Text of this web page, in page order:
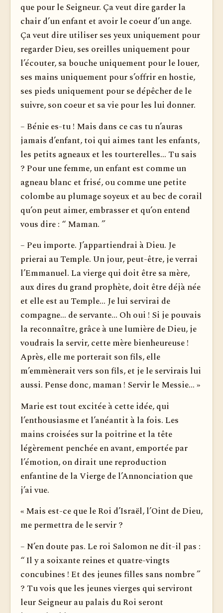
que pour le Seigneur. Ça veut dire garder la
chair d’un enfant et avoir le coeur d’un ange.
Ça veut dire uti­liser ses yeux uniquement pour
regarder Dieu, ses oreilles uniquement pour
l’écouter, sa bouche uniquement pour le louer,
ses mains uniquement pour s’offrir en hostie,
ses pieds uniquement pour se dépêcher de le
suivre, son coeur et sa vie pour les lui donner.
– Bénie es-tu ! Mais dans ce cas tu n’auras
jamais d’enfant, toi qui aimes tant les enfants,
les petits agneaux et les tourte­relles... Tu sais
? Pour une femme, un enfant est comme un
agneau blanc et frisé, ou comme une petite
colombe au plumage soyeux et au bec de corail
qu’on peut aimer, embrasser et qu’on entend
vous dire : “ Maman. ”
– Peu importe. J’appartiendrai à Dieu. Je
prierai au Temple. Un jour, peut-être, je verrai
l’Emmanuel. La vierge qui doit être sa mère,
aux dires du grand prophète, doit être déjà née
et elle est au Temple... Je lui servirai de
compagne... de servante... Oh oui ! Si je pouvais
la reconnaître, grâce à une lumière de Dieu, je
voudrais la servir, cette mère bienheureuse !
Après, elle me porterait son fils, elle
m’emmènerait vers son fils, et je le servirais lui
aussi. Pense donc, maman ! Servir le Messie... »
Marie est tout excitée à cette idée, qui
l’enthousiasme et l’anéantit à la fois. Les
mains croisées sur la poitrine et la tête
légèrement penchée en avant, emportée par
l’émotion, on dirait une reproduction
enfantine de la Vierge de l’Annonciation que
j’ai vue.
« Mais est-ce que le Roi d’Israël, l’Oint de Dieu,
me permettra de le servir ?
– N’en doute pas. Le roi Salomon ne dit-il pas :
“ Il y a soi­xante reines et quatre-vingts
concubines ! Et des jeunes filles sans nombre ”
? Tu vois que les jeunes vierges qui serviront
leur Seigneur au palais du Roi seront